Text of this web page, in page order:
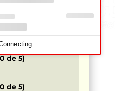
de 5)
siniestro (2024)
de 5)
de 5)